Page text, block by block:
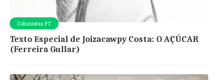
Colunistas FT
Texto Especial de Joizacawpy Costa: O AÇÚCAR
(Ferreira Gullar)